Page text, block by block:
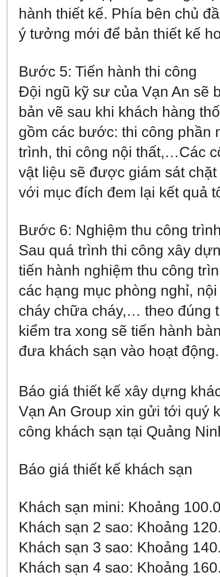
hành thiết kế. Phía bên chủ
ý tưởng mới để bản thiết kế
Bước 5: Tiến hành thi công
Đội ngũ kỹ sư của Vạn An sẽ
bản vẽ sau khi khách hàng
gồm các bước: thi công phần
trình, thi công nội thất,…Các
vật liệu sẽ được giám sát
với mục đích đem lại kết quả
Bước 6: Nghiệm thu công
Sau quá trình thi công xây
tiến hành nghiệm thu công
các hạng mục phòng nghỉ,
cháy chữa cháy,… theo đúng
kiểm tra xong sẽ tiến hành
đưa khách sạn vào hoạt động.
Báo giá thiết kế xây dựng
Vạn An Group xin gửi tới quý
công khách sạn tại Quảng
Báo giá thiết kế khách sạn
Khách sạn mini: Khoảng
Khách sạn 2 sao: Khoảng
Khách sạn 3 sao: Khoảng
Khách sạn 4 sao: Khoảng